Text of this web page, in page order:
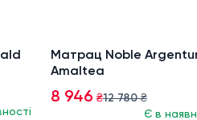
Матрац Noble
Amaltea
8 946 ₴12 780₴
Є в